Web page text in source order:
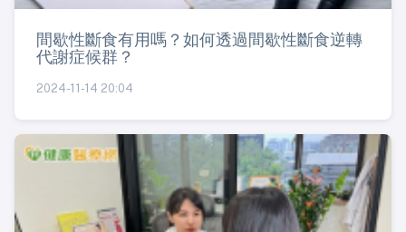
間歇性斷食有用嗎？如何透過間歇性斷食逆轉
代謝症候群？
2024-11-14 20:04